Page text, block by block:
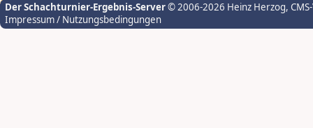
Der Schachturnier-Ergebnis-Server© 2006-2026 Heinz Herzog,
Impressum / Nutzungsbedingungen